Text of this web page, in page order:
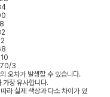
3
오차가 발생할 수 있습니다.
가장 유사합니다.
라 실제 색상과 다소 차이가 있